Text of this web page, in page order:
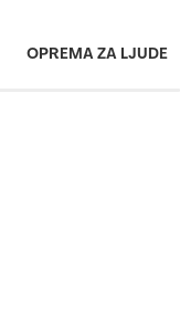
OPREMA ZA LJUDE